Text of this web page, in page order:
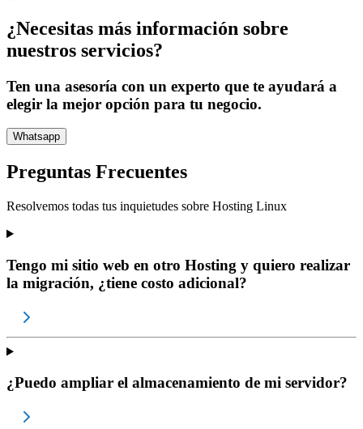
¿Necesitas más información sobre
nuestros servicios?
Ten una asesoría con un experto que te ayudará a
elegir la mejor opción para tu negocio.
Whatsapp
Preguntas Frecuentes
Resolvemos todas tus inquietudes sobre Hosting Linux
Tengo mi sitio web en otro Hosting y quiero realizar
la migración, ¿tiene costo adicional?
¿Puedo ampliar el almacenamiento de mi servidor?